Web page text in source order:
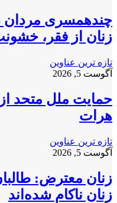
چندهمسری مردان
زنان از فقر،
تازه ترین عناوین
آگوست 5, 2026
حمایت ملل متحد
هرات
تازه ترین عناوین
آگوست 5, 2026
زنان معترض:
زنان ناکام شده‌اند